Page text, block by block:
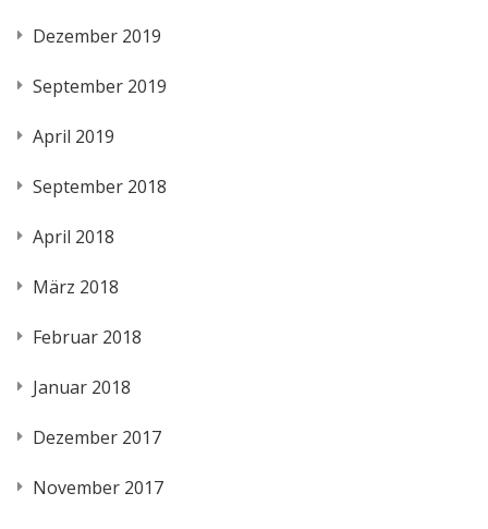
Dezember 2019
September 2019
April 2019
September 2018
April 2018
März 2018
Februar 2018
Januar 2018
Dezember 2017
November 2017